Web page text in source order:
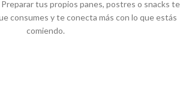
tus propios panes, postres o snacks te
consumes y te conecta más con lo que estás
comiendo.